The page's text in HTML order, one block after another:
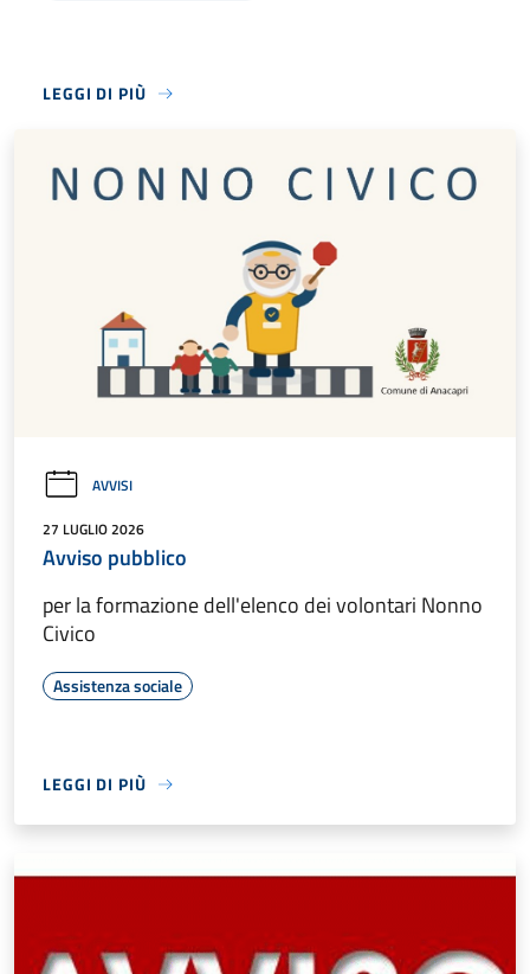
LEGGI DI PIÙ
AVVISI
27 LUGLIO 2026
Avviso pubblico
per la formazione dell'elenco dei volontari Nonno
Civico
Assistenza sociale
LEGGI DI PIÙ